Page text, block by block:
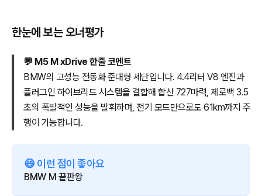
한눈에 보는 오너평가
💬 M5 M xDrive 한줄 코멘트
BMW의 고성능 전동화 준대형 세단입니다. 4.4리터 V8 엔진과
플러그인 하이브리드 시스템을 결합해 합산 727마력, 제로백 3.5
초의 폭발적인 성능을 발휘하며, 전기 모드만으로도 61km까지 주
행이 가능합니다.
😄 이런 점이 좋아요
BMW M 끝판왕